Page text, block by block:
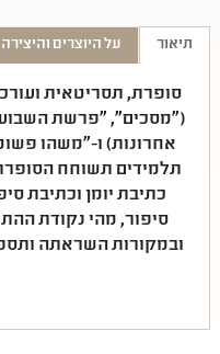
תיאור על היוצרים והיצירה
סופרת, תסריטאית
("מסכים", "פרשת
אחרונות) ו-"משהו
תלמידים תשוחח
כתיבת יומן וכתיבת
סיפור, מהי נקודת
ובמקורות השראתה